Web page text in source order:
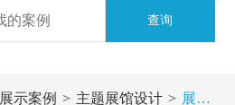
查询
展示案例 主题展馆设计 展厅展馆设计装修—金属模玩博览馆